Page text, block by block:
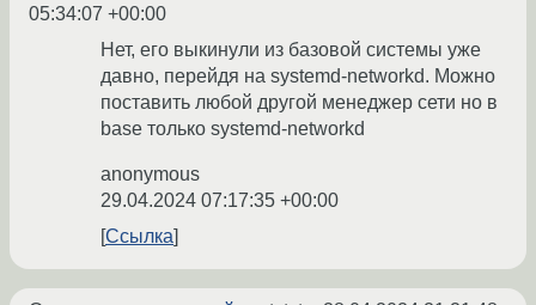
05:34:07 +00:00
Нет, его выкинули из базовой системы уже
давно, перейдя на systemd-networkd. Можно
поставить любой другой менеджер сети но в
base только systemd-networkd
anonymous
29.04.2024 07:17:35 +00:00
Ссылка